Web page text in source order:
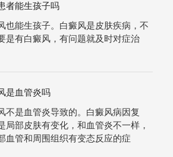
者能生孩子吗
也能生孩子。白癜风是皮肤疾病，不
是有白癜风，有问题就及时对症治
是血管炎吗
不是血管炎导致的。白癜风病因复
局部皮肤有变化，和血管炎不一样，
血管和周围组织有变态反应的症